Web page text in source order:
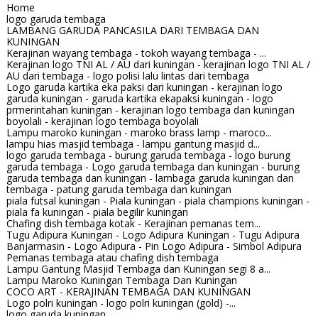
Home
logo garuda tembaga
LAMBANG GARUDA PANCASILA DARI TEMBAGA DAN
KUNINGAN
Kerajinan wayang tembaga - tokoh wayang tembaga - ...
Kerajinan logo TNI AL / AU dari kuningan - kerajinan logo TNI AL /
AU dari tembaga - logo polisi lalu lintas dari tembaga
Logo garuda kartika eka paksi dari kuningan - kerajinan logo
garuda kuningan - garuda kartika ekapaksi kuningan - logo
prmerintahan kuningan - kerajinan logo tembaga dan kuningan
boyolali - kerajinan logo tembaga boyolali
Lampu maroko kuningan - maroko brass lamp - maroco...
lampu hias masjid tembaga - lampu gantung masjid d...
logo garuda tembaga - burung garuda tembaga - logo burung
garuda tembaga - Logo garuda tembaga dan kuningan - burung
garuda tembaga dan kuningan - lambaga garuda kuningan dan
tembaga - patung garuda tembaga dan kuningan
piala futsal kuningan - Piala kuningan - piala champions kuningan -
piala fa kuningan - piala begilir kuningan
Chafing dish tembaga kotak - Kerajinan pemanas tem...
Tugu Adipura Kuningan - Logo Adipura Kuningan - Tugu Adipura
Banjarmasin - Logo Adipura - Pin Logo Adipura - Simbol Adipura
Pemanas tembaga atau chafing dish tembaga
Lampu Gantung Masjid Tembaga dan Kuningan segi 8 a...
Lampu Maroko Kuningan Tembaga Dan Kuningan
COCO ART - KERAJINAN TEMBAGA DAN KUNINGAN
Logo polri kuningan - logo polri kuningan (gold) -...